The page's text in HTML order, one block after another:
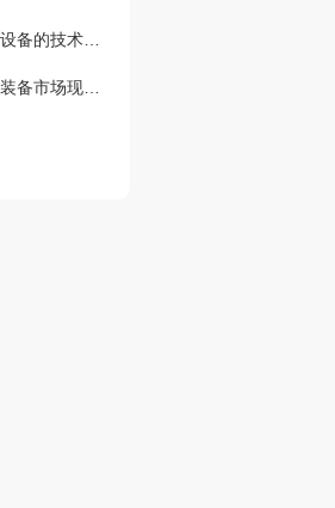
四川污水处理设备的技术创新及应用展望
四川污水处理装备市场现状分析